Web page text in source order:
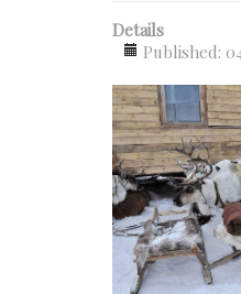
Details
Published: